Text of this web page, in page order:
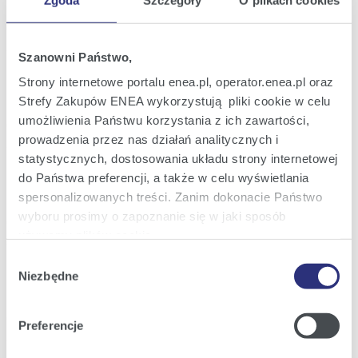
Szanowni Państwo,
Strony internetowe portalu enea.pl, operator.enea.pl oraz
Strefy Zakupów ENEA wykorzystują pliki cookie w celu
umożliwienia Państwu korzystania z ich zawartości,
prowadzenia przez nas działań analitycznych i
statystycznych, dostosowania układu strony internetowej
do Państwa preferencji, a także w celu wyświetlania
spersonalizowanych treści. Zanim dokonacie Państwo
wyboru prosimy o zapoznanie się w jaki sposób
Szczegółowe informacje na ten temat znajdziecie
Polityce
zgody
Niezbędne
Preferencje
2023
17:37
09
mar
2023
11:24
Informacja nt. zamiaru zgłoszenia
kandydatury do składu Rady Nadzorczej
Spółki
07
mar
2023
20:36
Raport bieżący nr 13/2023
Informacja w sprawie wstępnych wyników
finansowych i operacyjnych za 2022 rok
02
mar
20:44
Informacja o zamiarze ujęcia w
sprawozdaniach finansowych za 2022 rok
księgowym